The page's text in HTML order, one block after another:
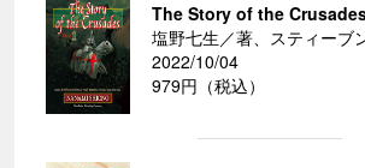
The Story of the
塩野七生／著、スティーブ
2022/10/04
979円（税込）